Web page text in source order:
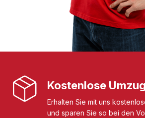
Kostenlose
Erhalten Sie mit uns
und sparen Sie so bei den